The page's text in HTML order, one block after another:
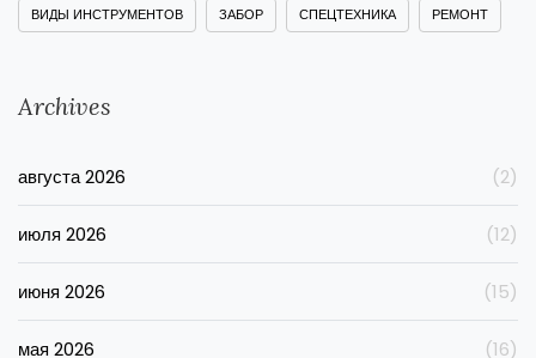
ВИДЫ ИНСТРУМЕНТОВ ЗАБОР СПЕЦТЕХНИКА РЕМОНТ
Archives
августа 2026 (2)
июля 2026 (12)
июня 2026 (15)
мая 2026 (16)